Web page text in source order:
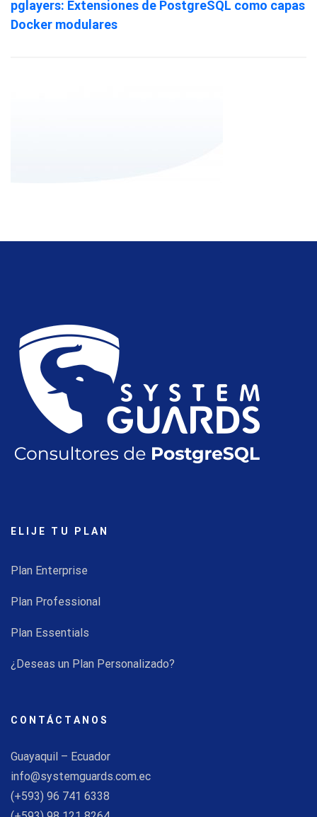
pglayers: Extensiones de PostgreSQL como capas
Docker modulares
ELIJE TU PLAN
Plan Enterprise
Plan Professional
Plan Essentials
¿Deseas un Plan Personalizado?
CONTÁCTANOS
Guayaquil – Ecuador
info@systemguards.com.ec
(+593) 96 741 6338